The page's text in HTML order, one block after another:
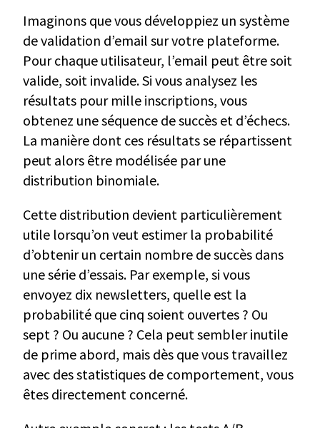
Imaginons que vous développiez un système
de validation d’email sur votre plateforme.
Pour chaque utilisateur, l’email peut être soit
valide, soit invalide. Si vous analysez les
résultats pour mille inscriptions, vous
obtenez une séquence de succès et d’échecs.
La manière dont ces résultats se répartissent
peut alors être modélisée par une
distribution binomiale.
Cette distribution devient particulièrement
utile lorsqu’on veut estimer la probabilité
d’obtenir un certain nombre de succès dans
une série d’essais. Par exemple, si vous
envoyez dix newsletters, quelle est la
probabilité que cinq soient ouvertes ? Ou
sept ? Ou aucune ? Cela peut sembler inutile
de prime abord, mais dès que vous travaillez
avec des statistiques de comportement, vous
êtes directement concerné.